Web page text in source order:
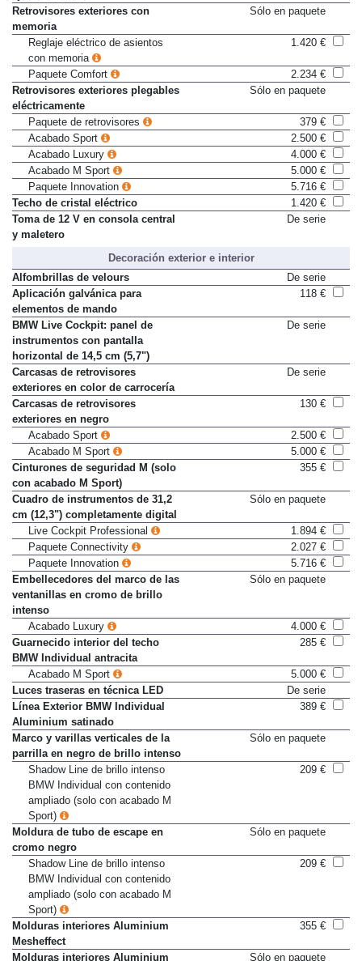
ajuste eléctrico
Retrovisores exteriores con
memoria
Reglaje eléctrico de asientos
con memoria
Paquete Comfort
2.234 €
Retrovisores exteriores plegables
eléctricamente
Paquete de retrovisores
379 €
Acabado Sport
2.500 €
Acabado Luxury
4.000 €
Acabado M Sport
5.000 €
Paquete Innovation
5.716 €
Techo de cristal eléctrico
1.420 €
Toma de 12 V en consola central
Decoración exterior e interior
Alfombrillas de velours
De serie
Aplicación galvánica para
elementos de mando
BMW Live Cockpit: panel de
instrumentos con pantalla
horizontal de 14,5 cm (5,7")
Carcasas de retrovisores
exteriores en color de carrocería
Carcasas de retrovisores
exteriores en negro
Acabado Sport
2.500 €
Acabado M Sport
5.000 €
Cinturones de seguridad M (solo
con acabado M Sport)
Cuadro de instrumentos de 31,2
cm (12,3") completamente digital
Live Cockpit Professional
1.894 €
Paquete Connectivity
2.027 €
Paquete Innovation
5.716 €
Embellecedores del marco de las
ventanillas en cromo de brillo
intenso
Acabado Luxury
4.000 €
Guarnecido interior del techo
BMW Individual antracita
Acabado M Sport
5.000 €
Luces traseras en técnica LED
De serie
Línea Exterior BMW Individual
Aluminium satinado
Marco y varillas verticales de la
parrilla en negro de brillo intenso
Shadow Line de brillo intenso
BMW Individual con contenido
ampliado (solo con acabado M
Sport)
Moldura de tubo de escape en
cromo negro
Shadow Line de brillo intenso
BMW Individual con contenido
ampliado (solo con acabado M
Sport)
Molduras interiores Aluminium
Mesheffect